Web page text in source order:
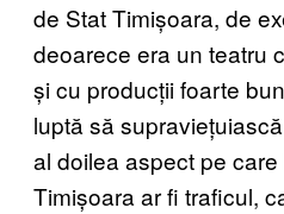
de Stat Timișoara, de
deoarece era un teatru
și cu producții foarte
luptă să
al doilea aspect pe
Timișoara ar fi traficul,